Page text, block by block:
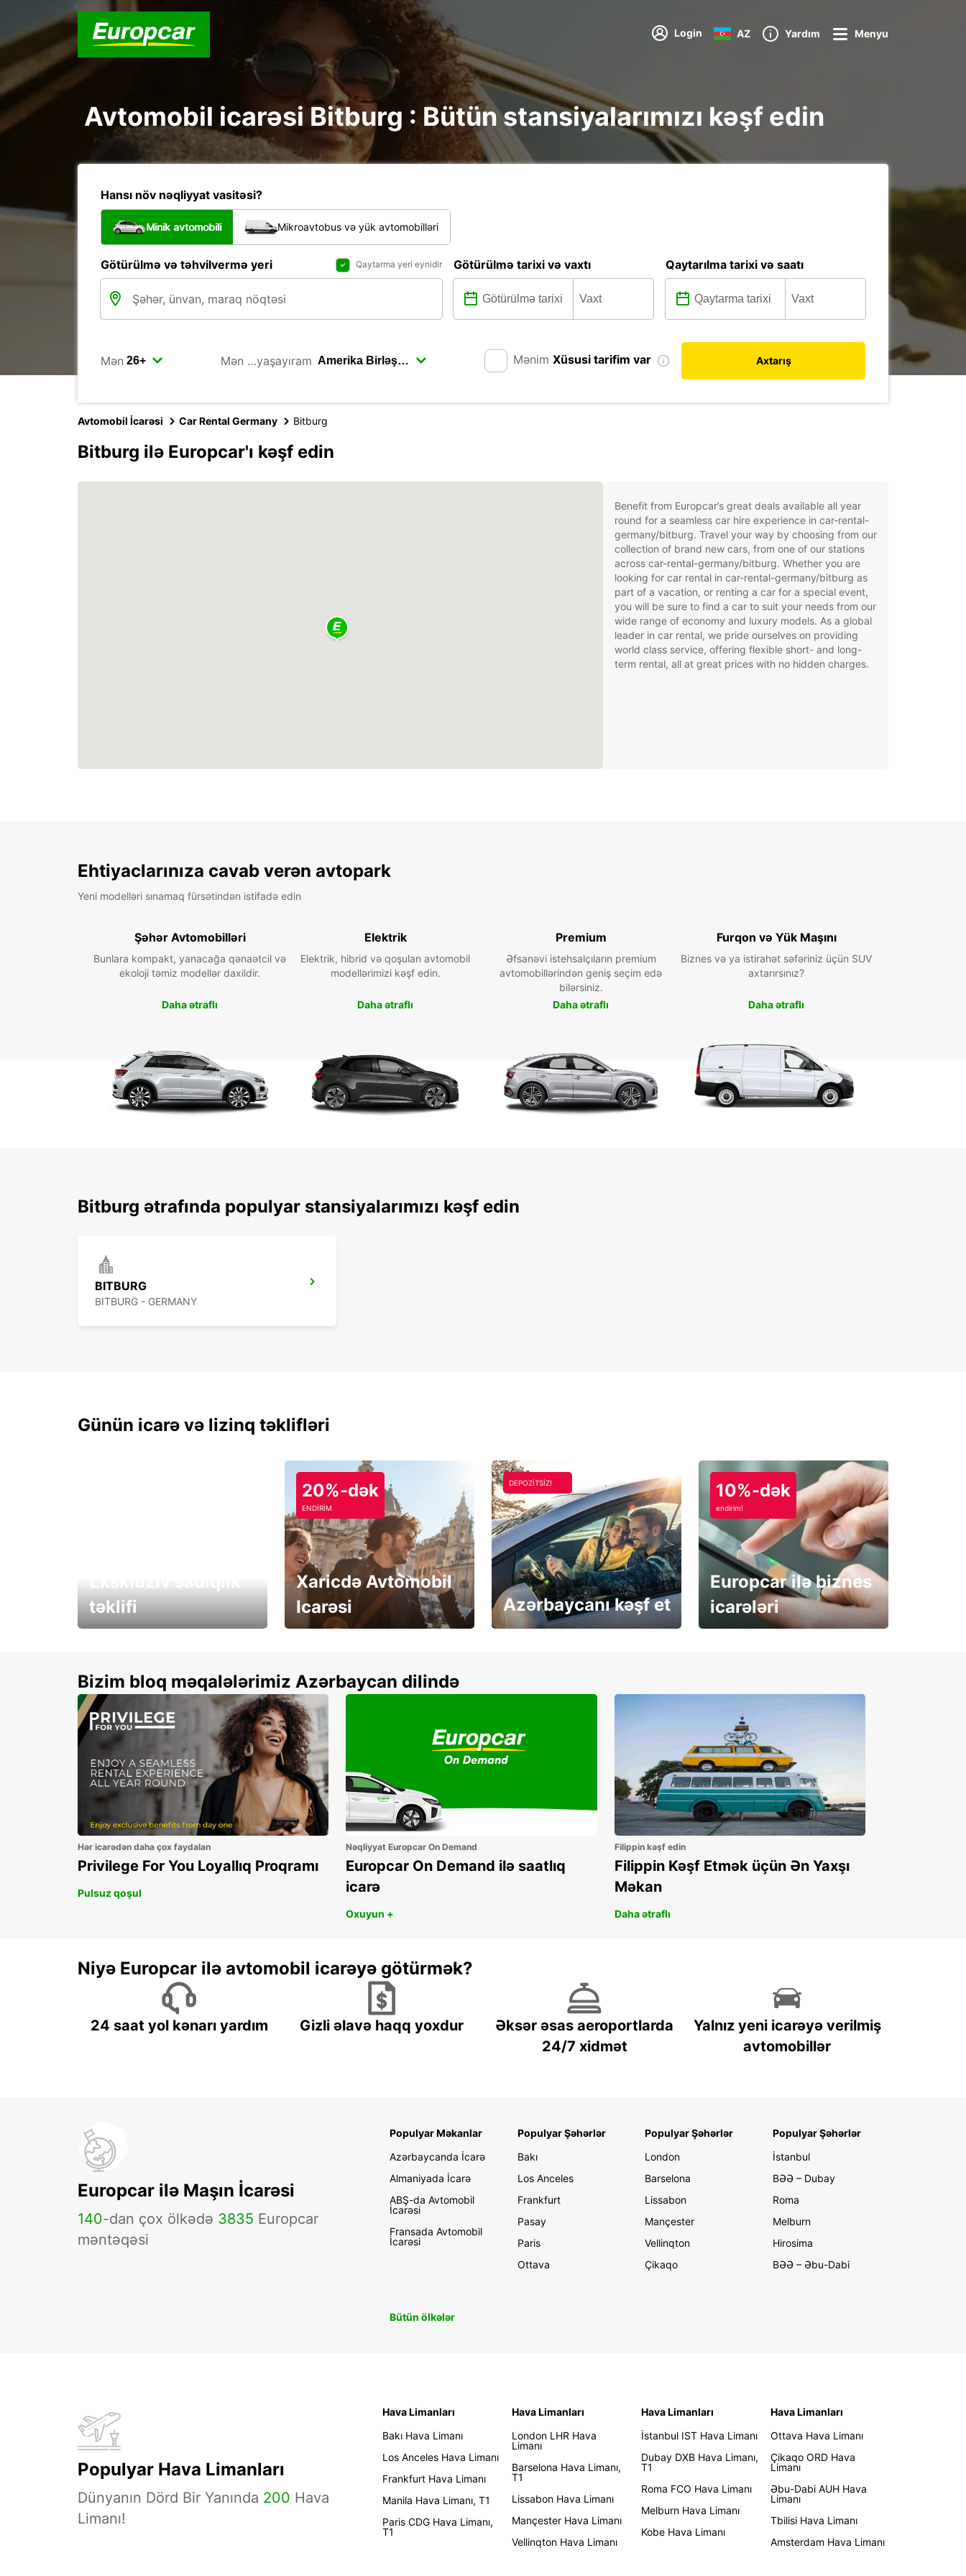
Login AZ Yardım Menyu
Avtomobil icarəsi Bitburg : Bütün stansiyalarımızı kəşf edin
Hansı növ nəqliyyat vasitəsi?
Minik avtomobili Mikroavtobus və yük avtomobilləri
Götürülmə və təhvilvermə yeri Qaytarma yeri eynidir Götürülmə tarixi və vaxtı Qaytarılma tarixi və saatı
Mən Mən …yaşayıram Mənim Xüsusi tarifim var Axtarış
Avtomobil İcarəsi Car Rental Germany Bitburg
Bitburg ilə Europcar'ı kəşf edin
Benefit from Europcar’s great deals available all year
round for a seamless car hire experience in car-rental-
germany/bitburg. Travel your way by choosing from our
collection of brand new cars, from one of our stations
across car-rental-germany/bitburg. Whether you are
looking for car rental in car-rental-germany/bitburg as
part of a vacation, or renting a car for a special event,
you will be sure to find a car to suit your needs from our
wide range of economy and luxury models. As a global
leader in car rental, we pride ourselves on providing
world class service, offering flexible short- and long-
term rental, all at great prices with no hidden charges.
Ehtiyaclarınıza cavab verən avtopark
Yeni modelləri sınamaq fürsətindən istifadə edin
Şəhər Avtomobilləri
Bunlara kompakt, yanacağa qənaətcil və
ekoloji təmiz modellər daxildir.
Daha ətraflı
Elektrik
Elektrik, hibrid və qoşulan avtomobil
modellərimizi kəşf edin.
Daha ətraflı
Premium
Əfsanəvi istehsalçıların premium
avtomobillərindən geniş seçim edə
bilərsiniz.
Daha ətraflı
Furqon və Yük Maşını
Biznes və ya istirahət səfəriniz üçün SUV
axtarırsınız?
Daha ətraflı
Bitburg ətrafında populyar stansiyalarımızı kəşf edin
BITBURG
BITBURG - GERMANY
Günün icarə və lizinq təklifləri
təklifi
20%-dək
ENDİRİM
Xaricdə Avtomobil
Icarəsi
DEPOZİTSİZ!
Azərbaycanı kəşf et
10%-dək
endirim!
Europcar ilə biznes
icarələri
Bizim bloq məqalələrimiz Azərbaycan dilində
Hər icarədən daha çox faydalan
Privilege For You Loyallıq Proqramı
Pulsuz qoşul
Nəqliyyat Europcar On Demand
Europcar On Demand ilə saatlıq
icarə
Oxuyun +
Filippin kəşf edin
Filippin Kəşf Etmək üçün Ən Yaxşı
Məkan
Daha ətraflı
Niyə Europcar ilə avtomobil icarəyə götürmək?
24 saat yol kənarı yardım Gizli əlavə haqq yoxdur
Əksər əsas aeroportlarda
24/7 xidmət
Yalnız yeni icarəyə verilmiş
avtomobillər
Europcar ilə Maşın İcarəsi
140-dan çox ölkədə 3835 Europcar
məntəqəsi
Populyar Məkanlar
Azərbaycanda İcarə
Almaniyada İcarə
ABŞ-da Avtomobil
İcarəsi
Fransada Avtomobil
İcarəsi
Populyar Şəhərlər
Bakı
Los Anceles
Frankfurt
Pasay
Paris
Ottava
Populyar Şəhərlər
London
Barselona
Lissabon
Mançester
Vellinqton
Çikaqo
Populyar Şəhərlər
İstanbul
BƏƏ – Dubay
Roma
Melburn
Hirosima
BƏƏ – Əbu-Dabi
Bütün ölkələr
Populyar Hava Limanları
Dünyanın Dörd Bir Yanında 200 Hava
Limanı!
Hava Limanları
Bakı Hava Limanı
Los Anceles Hava Limanı
Frankfurt Hava Limanı
Manila Hava Limanı, T1
Paris CDG Hava Limanı,
T1
Hava Limanları
London LHR Hava
Limanı
Barselona Hava Limanı,
T1
Lissabon Hava Limanı
Mançester Hava Limanı
Vellinqton Hava Limanı
Hava Limanları
İstanbul IST Hava Limanı
Dubay DXB Hava Limanı,
T1
Roma FCO Hava Limanı
Melburn Hava Limanı
Kobe Hava Limanı
Hava Limanları
Ottava Hava Limanı
Çikaqo ORD Hava
Limanı
Əbu-Dabi AUH Hava
Limanı
Tbilisi Hava Limanı
Amsterdam Hava Limanı